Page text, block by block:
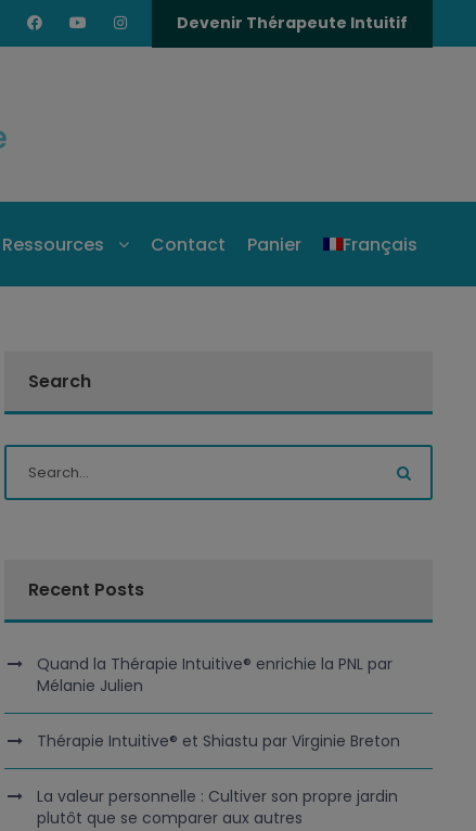
Devenir Thérapeute Intuitif
Ressources Contact Panier Français
Search
Recent Posts
Quand la Thérapie Intuitive® enrichie la PNL par
Mélanie Julien
Thérapie Intuitive® et Shiastu par Virginie Breton
La valeur personnelle : Cultiver son propre jardin
plutôt que se comparer aux autres